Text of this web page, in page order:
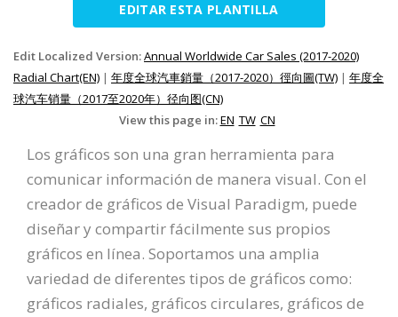
EDITAR ESTA PLANTILLA
Edit Localized Version:Annual Worldwide Car Sales (2017-2020)
Radial Chart(EN) | 年度全球汽車銷量（2017-2020）徑向圖(TW) | 年度全
球汽车销量（2017至2020年）径向图(CN)
View this page in:EN TW CN
Los gráficos son una gran herramienta para
comunicar información de manera visual. Con el
creador de gráficos de Visual Paradigm, puede
diseñar y compartir fácilmente sus propios
gráficos en línea. Soportamos una amplia
variedad de diferentes tipos de gráficos como:
gráficos radiales, gráficos circulares, gráficos de